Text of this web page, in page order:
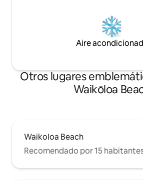
Aire
Otros lugares
Waikōloa
Waikoloa Beach
Recomendado por 15